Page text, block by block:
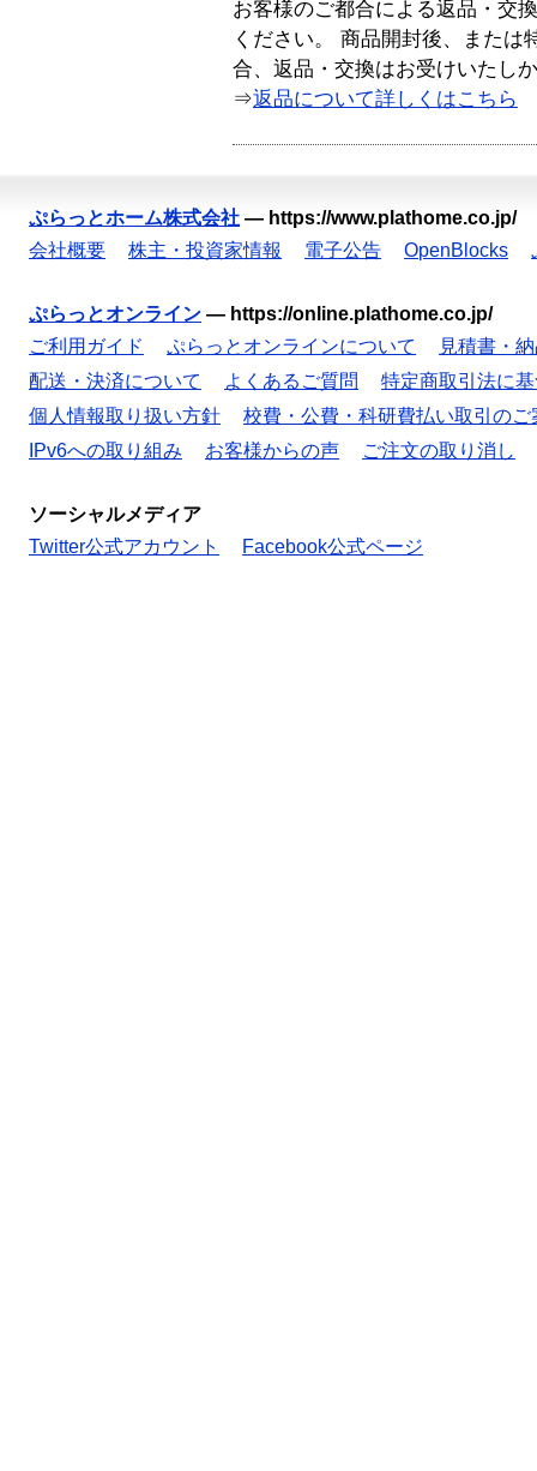
お客様のご都合による返品・交
ください。 商品開封後、または
合、返品・交換はお受けいたし
⇒返品について詳しくはこちら
ぷらっとホーム株式会社 — https://www.plathome.co.jp/
会社概要
株主・投資家情報 電子公告 OpenBlocks
ぷらっとオンライン — https://online.plathome.co.jp/
ご利用ガイド
ぷらっとオンラインについて
見積書・
配送・決済について
よくあるご質問
特定商取引法に
個人情報取り扱い方針
校費・公費・科研費払い取引のご
IPv6への取り組み
お客様からの声 ご注文の取り消し
ソーシャルメディア
Twitter公式アカウント
Facebook公式ページ